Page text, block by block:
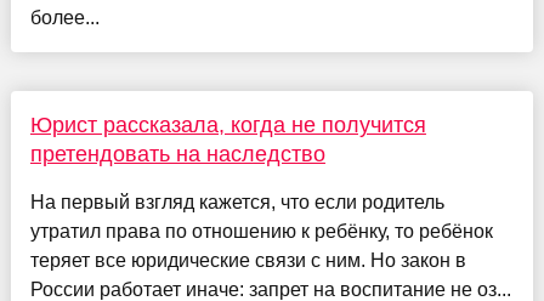
более...
Юрист рассказала, когда не получится
претендовать на наследство
На первый взгляд кажется, что если родитель
утратил права по отношению к ребёнку, то ребёнок
теряет все юридические связи с ним. Но закон в
России работает иначе: запрет на воспитание не оз...